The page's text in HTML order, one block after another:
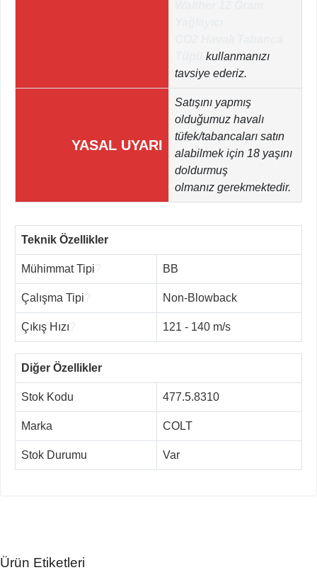
kullanmanızı
tavsiye ederiz.
YASAL UYARI
Satışını yapmış
olduğumuz havalı
tüfek/tabancaları satın
alabilmek için 18 yaşını
doldurmuş
olmanız gerekmektedir.
Teknik Özellikler
Mühimmat Tipi BB
Çalışma Tipi Non-Blowback
Çıkış Hızı 121 - 140 m/s
Diğer Özellikler
Stok Kodu 477.5.8310
Marka COLT
Stok Durumu Var
Ürün Etiketleri